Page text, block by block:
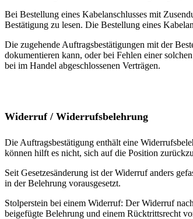
Bei Bestellung eines Kabelanschlusses mit
Bestätigung zu lesen. Die Bestellung eines
Die zugehende Auftragsbestätigungen mit der
dokumentieren kann, oder bei Fehlen einer
bei im Handel abgeschlossenen Verträgen.
Widerruf / Widerrufsbelehrung
Die Auftragsbestätigung enthält eine
können hilft es nicht, sich auf die Position
Seit Gesetzesänderung ist der Widerruf anders
in der Belehrung vorausgesetzt.
Stolperstein bei einem Widerruf: Der Widerruf
beigefügte Belehrung und einem Rücktrittsrecht